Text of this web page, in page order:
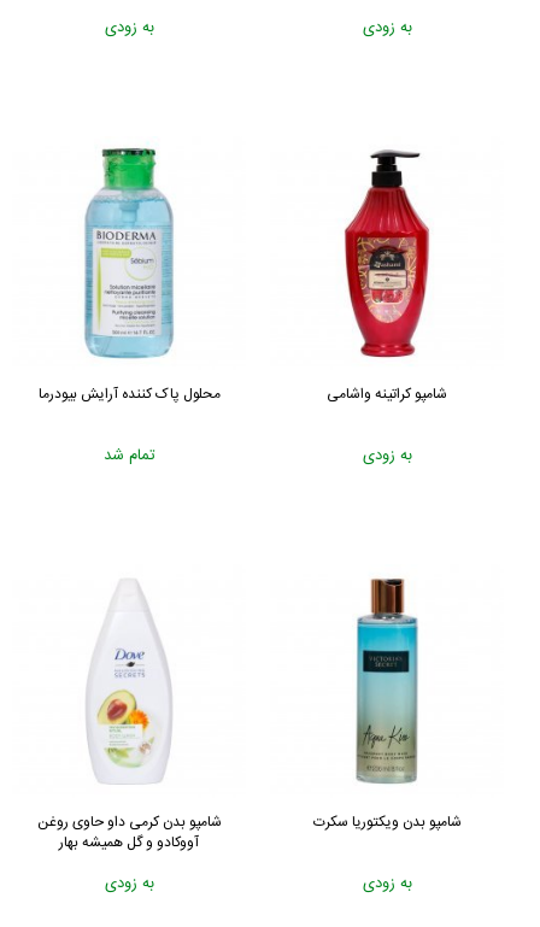
به زودی به زودی
شامپو کراتینه واشامی
به زودی
محلول پاک کننده آرایش بیودرما
تمام شد
شامپو بدن ویکتوریا سکرت
به زودی
شامپو بدن کرمی داو حاوی روغن
آووکادو و گل همیشه بهار
به زودی